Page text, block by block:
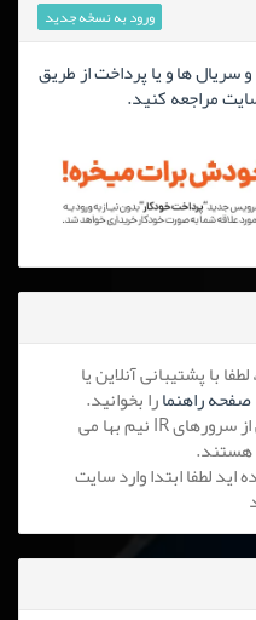
ورود به نسخه جدید
ها و یا پرداخت از طریق
مراجعه کنید.
صفحه راهنمارا بخوانید.
2-مصرف اینترنت برای خرید قانونی از سرورهای IR نیم بها می
هستند.
لطفا ابتدا وارد سایت